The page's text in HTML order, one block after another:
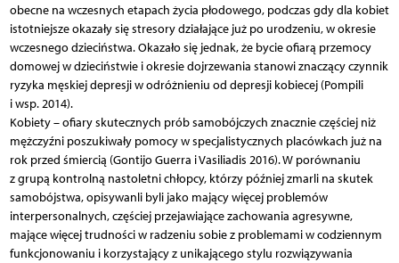
obecne na wczesnych etapach życia płodowego, podczas gdy dla kobiet
istotniejsze okazały się stresory działające już po urodzeniu, w okresie
wczesnego dzieciństwa. Okazało się jednak, że bycie ofiarą przemocy
domowej w dzieciństwie i okresie dojrzewania stanowi znaczący czynnik
ryzyka męskiej depresji w odróżnieniu od depresji kobiecej (Pompili
i wsp. 2014).
Kobiety – ofiary skutecznych prób samobójczych znacznie częściej niż
mężczyźni poszukiwały pomocy w specjalistycznych placówkach już na
rok przed śmiercią (Gontijo Guerra i Vasiliadis 2016). W porównaniu
z grupą kontrolną nastoletni chłopcy, którzy później zmarli na skutek
samobójstwa, opisywanli byli jako mający więcej problemów
interpersonalnych, częściej przejawiające zachowania agresywne,
mające więcej trudności w radzeniu sobie z problemami w codziennym
funkcjonowaniu i korzystający z unikającego stylu rozwiązywania